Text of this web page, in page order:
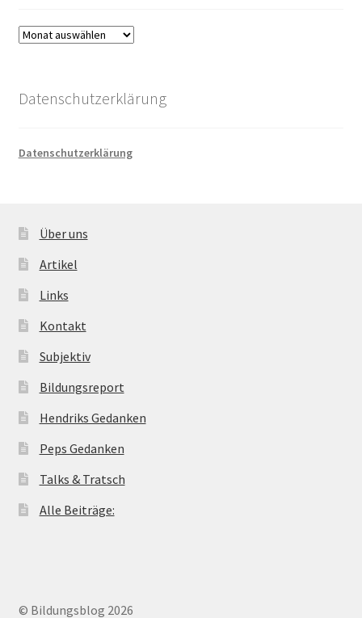
Archiv
Datenschutzerklärung
Datenschutzerklärung
Über uns
Artikel
Links
Kontakt
Subjektiv
Bildungsreport
Hendriks Gedanken
Peps Gedanken
Talks & Tratsch
Alle Beiträge:
© Bildungsblog 2026